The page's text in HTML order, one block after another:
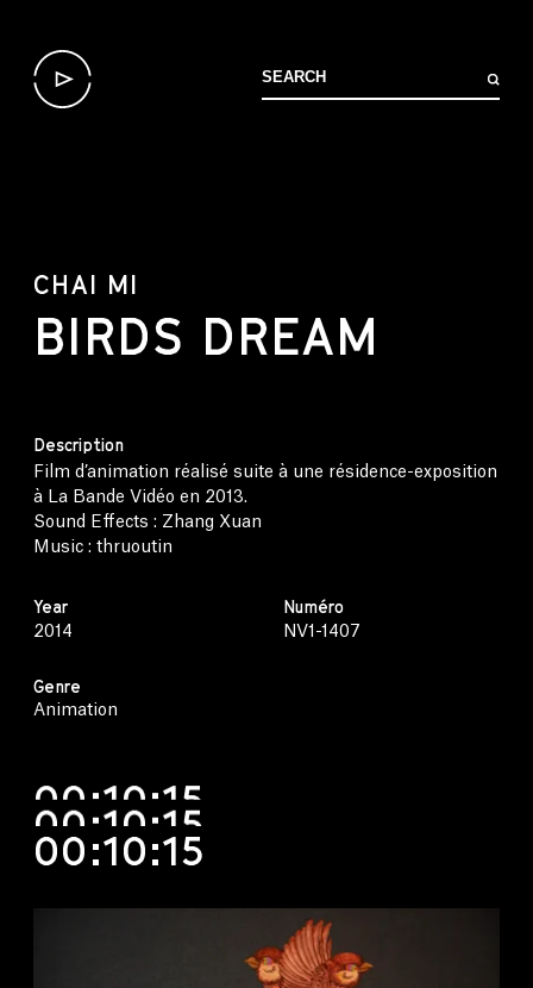
CHAI MI
BIRDS DREAM
Description
Film d’animation réalisé suite à une résidence-exposition
à La Bande Vidéo en 2013.
Sound Effects : Zhang Xuan
Music : thruoutin
Year
2014
Genre
Animation
Numéro
NV1-1407
00:10:15
00:10:15
00:10:15